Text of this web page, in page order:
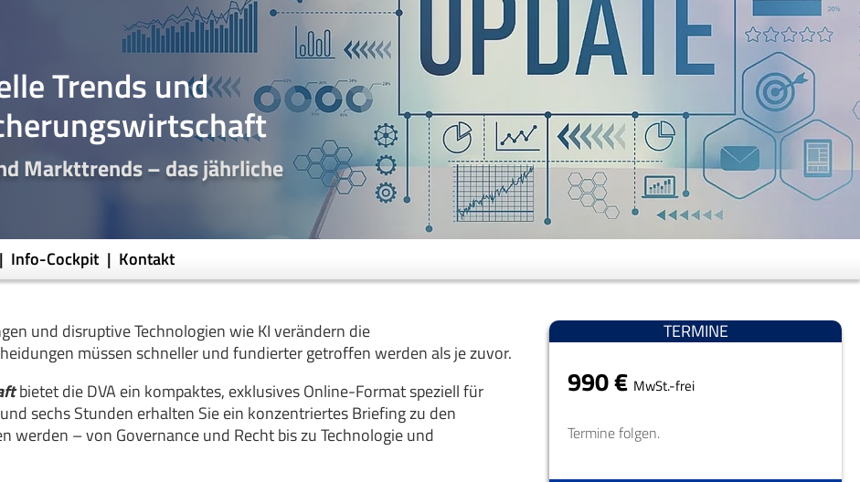
Trends und
Markttrends – das jährliche
Info-Cockpit Kontakt
TERMINE
990 € MwSt.-frei
Termine folgen.
und disruptive Technologien wie KI verändern die
müssen schneller und fundierter getroffen werden als je zuvor.
bietet die DVA ein kompaktes, exklusives Online-Format speziell für
sechs Stunden erhalten Sie ein konzentriertes Briefing zu den
werden – von Governance und Recht bis zu Technologie und